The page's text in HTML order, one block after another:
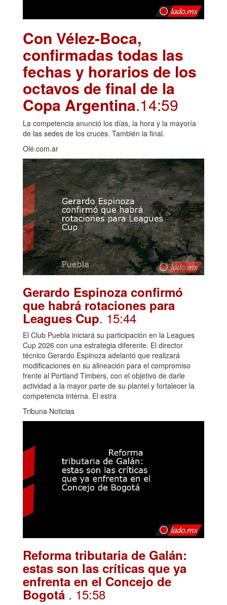
Con Vélez-Boca,
confirmadas todas las
fechas y horarios de los
octavos de final de la
Copa Argentina.14:59
La competencia anunció los días, la hora y la mayoría
de las sedes de los cruces. También la final.
Olé.com.ar
Gerardo Espinoza confirmó
que habrá rotaciones para
Leagues Cup. 15:44
El Club Puebla iniciará su participación en la Leagues
Cup 2026 con una estrategia diferente. El director
técnico Gerardo Espinoza adelantó que realizará
modificaciones en su alineación para el compromiso
frente al Portland Timbers, con el objetivo de darle
actividad a la mayor parte de su plantel y fortalecer la
competencia interna. El estra
Tribuna Noticias
Reforma tributaria de Galán:
estas son las críticas que ya
enfrenta en el Concejo de
Bogotá . 15:58